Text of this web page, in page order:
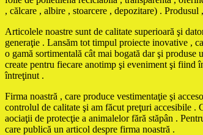
, călcare , albire , stoarcere , depozitare) .
Articolele noastre sunt de calitate superioară şi
generaţie . Lansăm tot timpul proiecte inovative ,
o gamă sortimentală cât mai bogată dar şi
create pentru fiecare anotimp şi eveniment şi fiind
întreţinut .
Firma noastră , care produce vestimentaţie şi
controlul de calitate şi am făcut preţuri accesibile .
aociaţii de protecţie a animalelor fără stăpân .
care publică un articol despre firma noastră .